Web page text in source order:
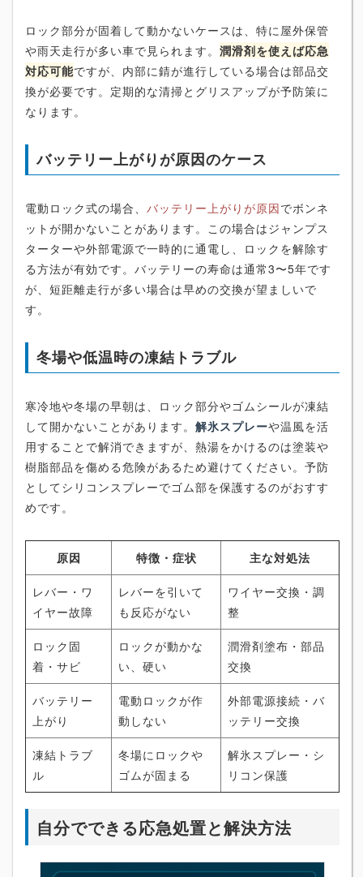
ロック部分が固着して動かないケースは、特に屋外保管
や雨天走行が多い車で見られます。 潤滑剤を使えば応急
対応可能ですが、内部に錆が進行している場合は部品交
換が必要です。定期的な清掃とグリスアップが予防策に
なります。
バッテリー上がりが原因のケース
電動ロック式の場合、 バッテリー上がりが原因でボンネ
ットが開かないことがあります。この場合はジャンプス
ターターや外部電源で一時的に通電し、ロックを解除す
る方法が有効です。バッテリーの寿命は通常3〜5年です
が、短距離走行が多い場合は早めの交換が望ましいで
す。
冬場や低温時の凍結トラブル
寒冷地や冬場の早朝は、ロック部分やゴムシールが凍結
して開かないことがあります。 解氷スプレーや温風を活
用することで解消できますが、熱湯をかけるのは塗装や
樹脂部品を傷める危険があるため避けてください。予防
としてシリコンスプレーでゴム部を保護するのがおすす
めです。
原因 特徴・症状 主な対処法
レバー・ワ
イヤー故障
レバーを引いて
も反応がない
ワイヤー交換・調
整
ロック固
着・サビ
ロックが動かな
い、硬い
潤滑剤塗布・部品
交換
バッテリー
上がり
電動ロックが作
動しない
外部電源接続・バ
ッテリー交換
凍結トラブ
ル
冬場にロックや
ゴムが固まる
解氷スプレー・シ
リコン保護
自分でできる応急処置と解決方法